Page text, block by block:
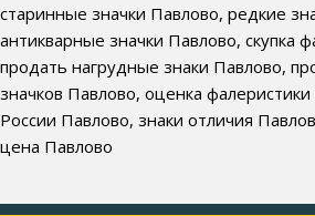
старинные значки Павлово, редкие
антикварные значки Павлово, скупка
продать нагрудные знаки Павлово,
значков Павлово, оценка
России Павлово, знаки отличия
цена Павлово